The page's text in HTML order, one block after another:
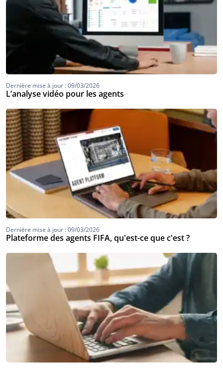
Dernière mise à jour : 09/03/2026
L’analyse vidéo pour les agents
Dernière mise à jour : 09/03/2026
Plateforme des agents FIFA, qu'est-ce que c'est ?